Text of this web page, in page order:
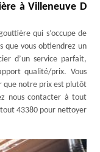
à Villeneuve D
qui s’occupe de
que vous obtiendrez un
d’un service parfait,
qualité/prix. Vous
que notre prix est plutôt
nous contacter à tout
43380 pour nettoyer